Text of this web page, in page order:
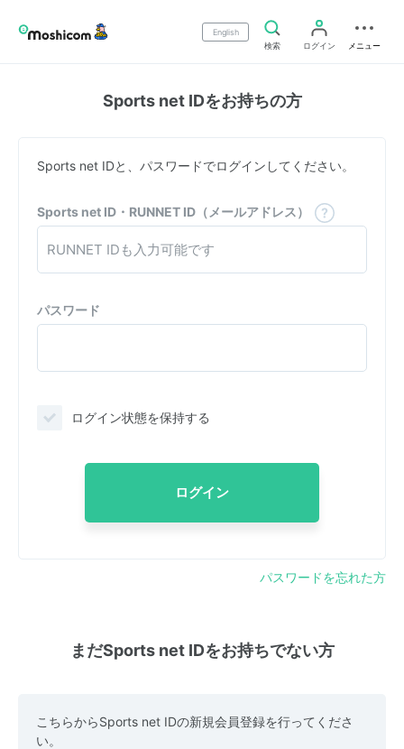
English
検索
ログイン メニュー
Sports net IDをお持ちの方
Sports net IDと、パスワードでログインしてください。
Sports net ID・RUNNET ID（メールアドレス）
パスワード
ログイン状態を保持する
ログイン
パスワードを忘れた方
まだSports net IDをお持ちでない方
こちらからSports net IDの新規会員登録を行ってくださ
い。